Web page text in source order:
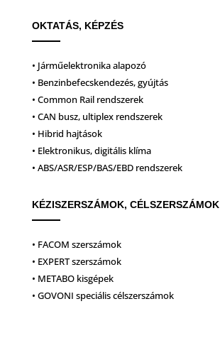
OKTATÁS, KÉPZÉS
• Járműelektronika alapozó
• Benzinbefecskendezés, gyújtás
• Common Rail rendszerek
• CAN busz, ultiplex rendszerek
• Hibrid hajtások
• Elektronikus, digitális klíma
• ABS/ASR/ESP/BAS/EBD rendszerek
KÉZISZERSZÁMOK, CÉLSZERSZÁMOK
• FACOM szerszámok
• EXPERT szerszámok
• METABO kisgépek
• GOVONI speciális célszerszámok